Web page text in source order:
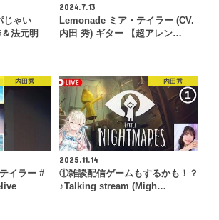
じゃい
法元明
2024.7.13
Lemonade ミア・テイラー (CV.
内田 秀) ギター 【超アレン…
内田秀
イラー #
内田秀
2025.11.14
①雑談配信ゲームもするかも！？
♪Talking stream (Migh…